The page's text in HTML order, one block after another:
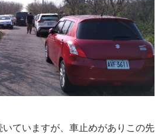
ていますが、車止めがありこの先